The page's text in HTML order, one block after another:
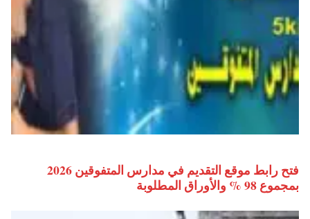
فتح رابط موقع التقديم في مدارس المتفوقين 2026
بمجموع 98 % والأوراق المطلوبة